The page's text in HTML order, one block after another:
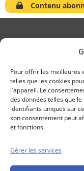
Pour offrir les meilleures
telles que les cookies
l'appareil. Le
des données telles que
identifiants uniques sur
son consentement peut
et fonctions.
Gérer les services
Contenu
Conseils boursiers